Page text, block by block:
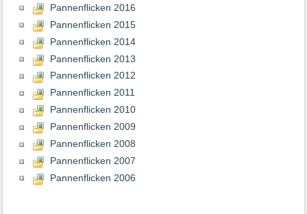
Pannenflicken 2016
Pannenflicken 2015
Pannenflicken 2014
Pannenflicken 2013
Pannenflicken 2012
Pannenflicken 2011
Pannenflicken 2010
Pannenflicken 2009
Pannenflicken 2008
Pannenflicken 2007
Pannenflicken 2006